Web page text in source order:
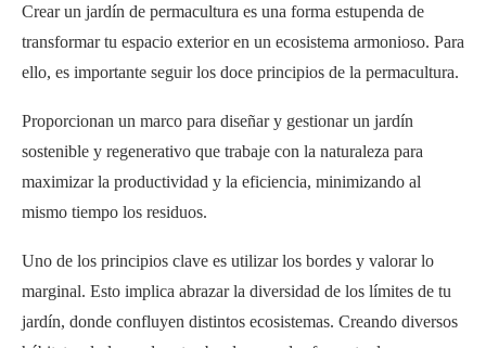
Crear un jardín de permacultura es una forma estupenda de
transformar tu espacio exterior en un ecosistema armonioso. Para
ello, es importante seguir los doce principios de la permacultura.
Proporcionan un marco para diseñar y gestionar un jardín
sostenible y regenerativo que trabaje con la naturaleza para
maximizar la productividad y la eficiencia, minimizando al
mismo tiempo los residuos.
Uno de los principios clave es utilizar los bordes y valorar lo
marginal. Esto implica abrazar la diversidad de los límites de tu
jardín, donde confluyen distintos ecosistemas. Creando diversos